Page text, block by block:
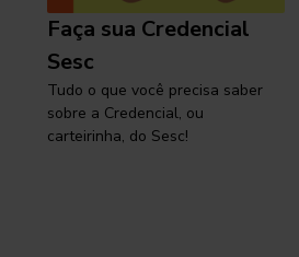
Faça sua Credencial
Sesc
Tudo o que você precisa saber
sobre a Credencial, ou
carteirinha, do Sesc!